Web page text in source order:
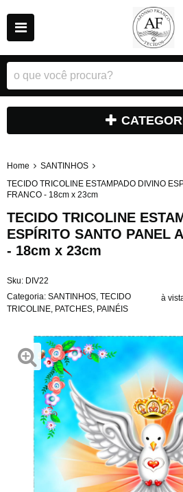
Home
SANTINHOS
TECIDO TRICOLINE ESTAMPADO DIVINO
FRANCO - 18cm x 23cm
TECIDO TRICOLINE
ESPÍRITO SANTO PANEL
- 18cm x 23cm
Sku: DIV22
Categoria: SANTINHOS TECIDO
TRICOLINE PATCHES PAINÉIS
à